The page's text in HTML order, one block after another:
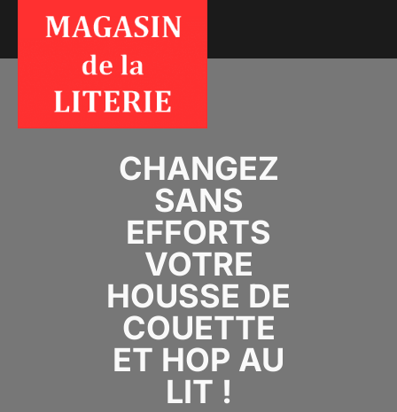
CHANGEZ
SANS
EFFORTS
VOTRE
HOUSSE DE
COUETTE
ET HOP AU
LIT !